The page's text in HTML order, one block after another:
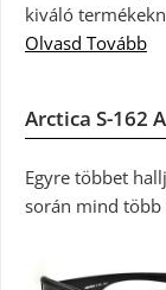
kiváló
Olvasd Tovább
Arctica S-162 A
Egyre többet
során mind több